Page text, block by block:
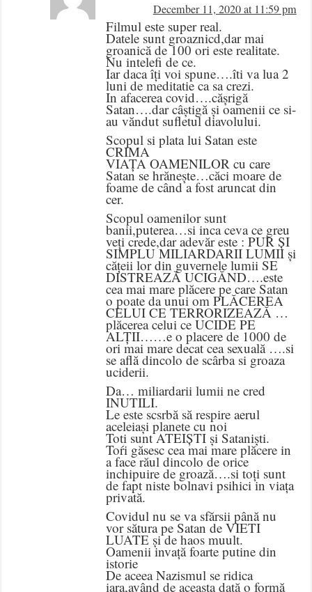
December 11, 2020 at 11:59 pm
Filmul este super real.
Datele sunt groaznicd,dar mai
groanică de 100 ori este realitate.
Nu intelefi de ce.
Iar daca îți voi spune….îti va lua 2
luni de meditatie ca sa crezi.
In afacerea covid….cășrigă
Satan….dar câștigă și oamenii ce si-
au văndut sufletul diavolului.
Scopul si plata lui Satan este
CRIMA
VIAȚA OAMENILOR cu care
Satan se hrănește…căci moare de
foame de când a fost aruncat din
cer.
Scopul oamenilor sunt
banii,puterea…si inca ceva ce greu
veți crede,dar adevăr este : PUR ȘI
SIMPLU MILIARDARII LUMII și
cățeii lor din guvernele lumii SE
DISTREAZĂ UCIGĂND….este
cea mai mare plăcere pe care Satan
o poate da unui om PLĂCEREA
CELUI CE TERRORIZEAZĂ …
plăcerea celui ce UCIDE PE
ALȚII……e o placere de 1000 de
ori mai mare decat cea sexuală ….si
se află dincolo de scârba si groaza
uciderii.
Da… miliardarii lumii ne cred
INUTILI.
Le este scsrbă să respire aerul
aceleiași planete cu noi
Toti sunt ATEIȘTI și Sataniști.
Toŕi găsesc cea mai mare plăcere in
a face răul dincolo de orice
inchipuire de groază….si toți sunt
de fapt niste bolnavi psihici in viața
privată.
Covidul nu se va sfărsii până nu
vor sătura pe Satan de VIETI
LUATE și de haos muult.
Oamenii invață foarte putine din
istorie
De aceea Nazismul se ridica
iara,având de aceasta dată o formă